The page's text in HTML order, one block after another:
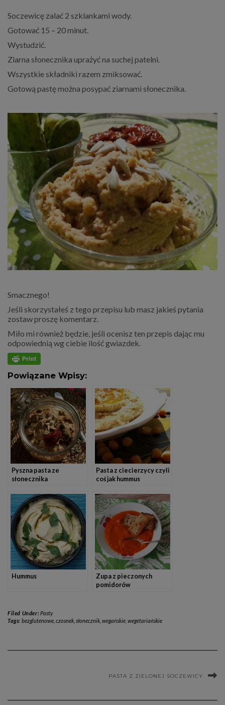
Soczewicę zalać 2 szklankami wody.
Gotować 15 – 20 minut.
Wystudzić.
Ziarna słonecznika uprażyć na suchej patelni.
Wszystkie składniki razem zmiksować.
Gotową pastę można posypać ziarnami słonecznika.
Smacznego!
Jeśli skorzystałeś z tego przepisu lub masz jakieś pytania
zostaw proszę komentarz.
Miło mi również będzie, jeśli ocenisz ten przepis dając mu
odpowiednią wg ciebie ilość gwiazdek.
Powiązane Wpisy:
Pyszna pasta ze
słonecznika
Pasta z ciecierzycy czyli
coś jak hummus
Hummus
Zupa z pieczonych
pomidorów
Filed Under:Pasty
Tags: bezglutenowe, czosnek, słonecznik, wegańskie, wegetariańskie
PASTA Z ZIELONEJ SOCZEWICY